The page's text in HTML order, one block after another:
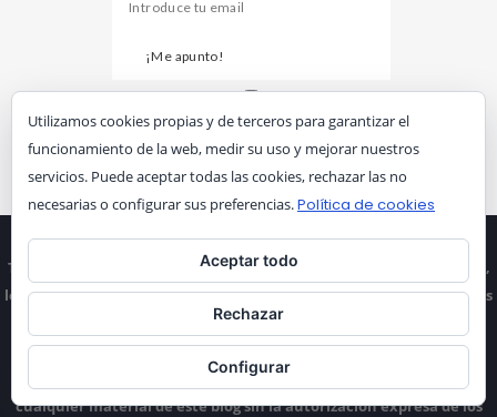
He leído y acepto los términos y
condiciones
Todo el contenido de este sitio web, incluyendo textos, fotografías,
logotipos, mapas y material audiovisual, está protegido por las leyes
de propiedad intelectual y es titularidad exclusiva de
unviajesinfronteras.es.Queda estrictamente prohibida la copia,
distribución, modificación, comercialización o incrustación de
cualquier material de este blog sin la autorización expresa de los
Utilizamos cookies propias y de terceros para garantizar el
funcionamiento de la web, medir su uso y mejorar nuestros
servicios. Puede aceptar todas las cookies, rechazar las no
necesarias o configurar sus preferencias.Política de cookies
Aceptar todo
Rechazar
Configurar